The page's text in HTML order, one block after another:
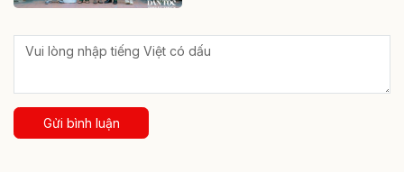
Gửi bình luận